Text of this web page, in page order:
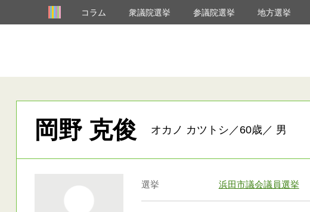
コラム 衆議院選挙 参議院選挙 地方選挙
岡野 克俊 オカノ カツトシ／60歳／ 男
選挙 浜田市議会議員選挙